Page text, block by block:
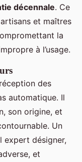
décennale. Ce
et maîtres
la
à l’usage.
des
automatique. Il
son origine, et
Un
expert désigner,
et